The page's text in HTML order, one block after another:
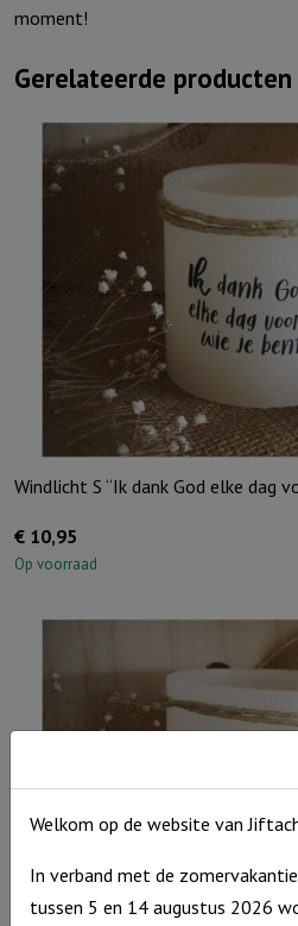
moment!
Gerelateerde producten
Windlicht S “Ik dank God elke dag
€ 10,95
Op voorraad
Welkom op de website van
In verband met de
tussen 5 en 14 augustus 2026